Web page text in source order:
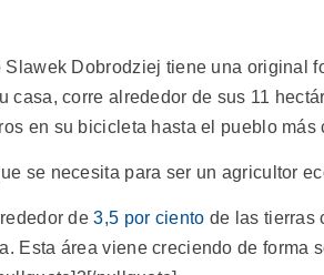
Dobrodziej tiene una original
casa, corre alrededor de sus 11
en su bicicleta hasta el pueblo
se necesita para ser un agricultor
de3,5 por ciento de las tierras
Esta área viene creciendo de forma